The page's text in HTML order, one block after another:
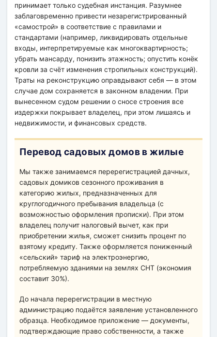
принимает только судебная инстанция. Разумнее
заблаговременно привести незарегистрированный
«самострой» в соответствие с правилами и
стандартами (например, ликвидировать отдельные
входы, интерпретируемые как многоквартирность;
убрать мансарду, понизить этажность; опустить конёк
кровли за счёт изменения стропильных конструкций).
Траты на реконструкцию оправдывают себя — в этом
случае дом сохраняется в законном владении. При
вынесенном судом решении о сносе строения все
издержки покрывает владелец, при этом лишаясь и
недвижимости, и финансовых средств.
Перевод садовых домов в жилые
Мы также занимаемся перерегистрацией дачных,
садовых домиков сезонного проживания в
категорию жилых, предназначенных для
круглогодичного пребывания владельца (с
возможностью оформления прописки). При этом
владелец получит налоговый вычет, как при
приобретении жилья, сможет снизить процент по
взятому кредиту. Также оформляется пониженный
«сельский» тариф на электроэнергию,
потребляемую зданиями на землях СНТ (экономия
составит 30%).
До начала перерегистрации в местную
администрацию подаётся заявление установленного
образца. Необходимое приложение — документы,
подтверждающие право собственности, а также